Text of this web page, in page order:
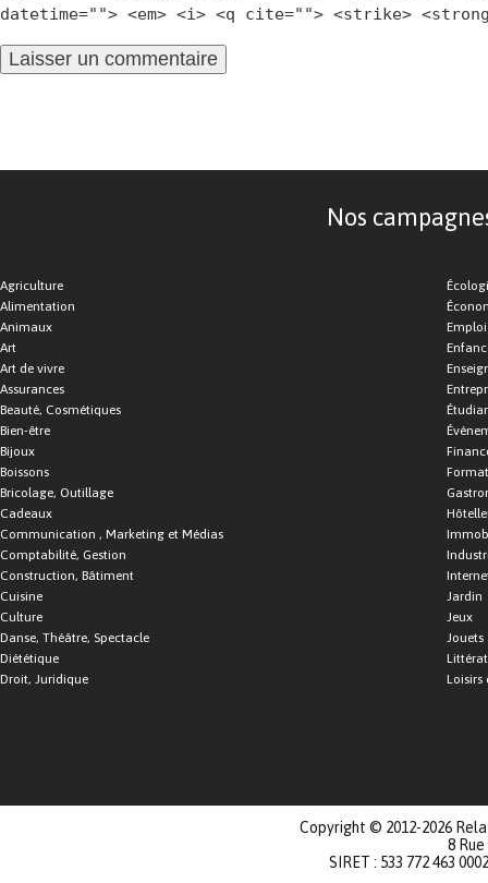
datetime=""> <em> <i> <q cite=""> <strike>
Nos
Agriculture
Alimentation
Animaux
Art
Art de vivre
Assurances
Beauté, Cosmétiques
Bien-être
Bijoux
Boissons
Bricolage, Outillage
Cadeaux
Communication , Marketing et Médias
Comptabilité, Gestion
Construction, Bâtiment
Cuisine
Culture
Danse, Théâtre, Spectacle
Diététique
Droit, Juridique
Emploi
Jardin
Jeux
Jouets
Loisirs
Copyright © 2012-2026
8
SIRET : 533 772 463